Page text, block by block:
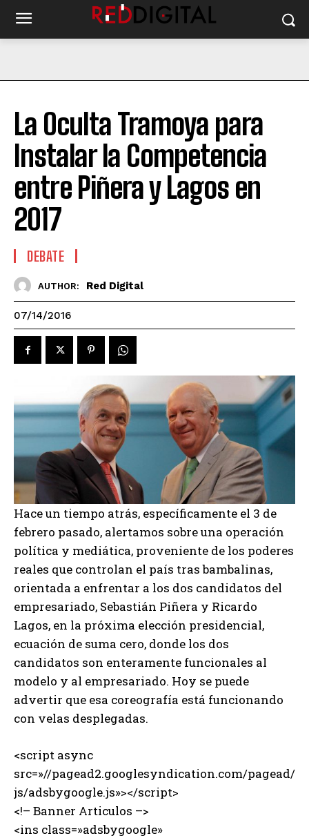
La Oculta Tramoya para
Instalar la Competencia
entre Piñera y Lagos en
2017
DEBATE
AUTHOR: Red Digital
07/14/2016
Hace un tiempo atrás, específicamente el 3 de
febrero pasado, alertamos sobre una operación
política y mediática, proveniente de los poderes
reales que controlan el país tras bambalinas,
orientada a enfrentar a los dos candidatos del
empresariado, Sebastián Piñera y Ricardo
Lagos, en la próxima elección presidencial,
ecuación de suma cero, donde los dos
candidatos son enteramente funcionales al
modelo y al empresariado. Hoy se puede
advertir que esa coreografía está funcionando
con velas desplegadas.
<script async
src=»//pagead2.googlesyndication.com/pagead/
js/adsbygoogle.js»></script>
<!– Banner Articulos –>
<ins class=»adsbygoogle»